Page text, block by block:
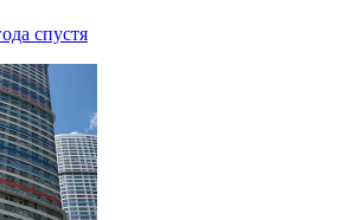
спустя